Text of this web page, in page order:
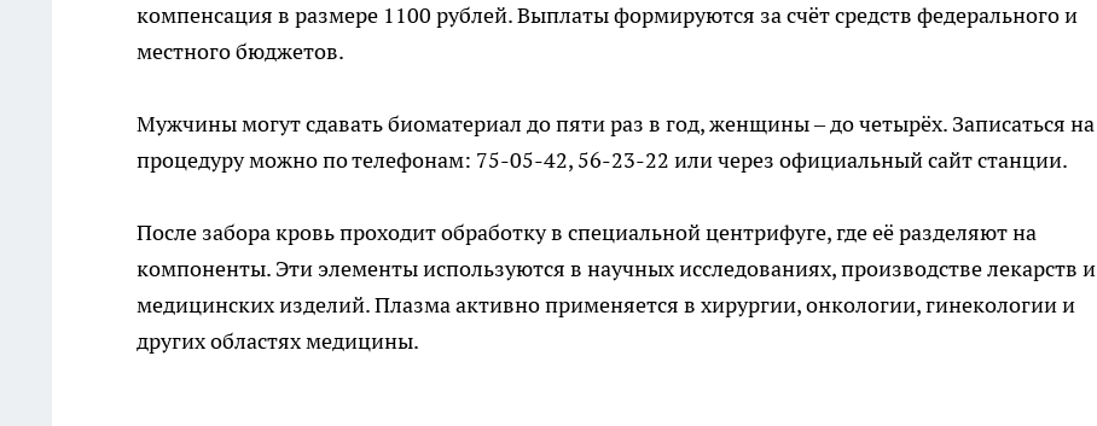
компенсация в размере 1100 рублей. Выплаты формируются за счёт средств федерального и
местного бюджетов.
Мужчины могут сдавать биоматериал до пяти раз в год, женщины – до четырёх. Записаться на
процедуру можно по телефонам: 75-05-42, 56-23-22 или через официальный сайт станции.
После забора кровь проходит обработку в специальной центрифуге, где её разделяют на
компоненты. Эти элементы используются в научных исследованиях, производстве лекарств и
медицинских изделий. Плазма активно применяется в хирургии, онкологии, гинекологии и
других областях медицины.